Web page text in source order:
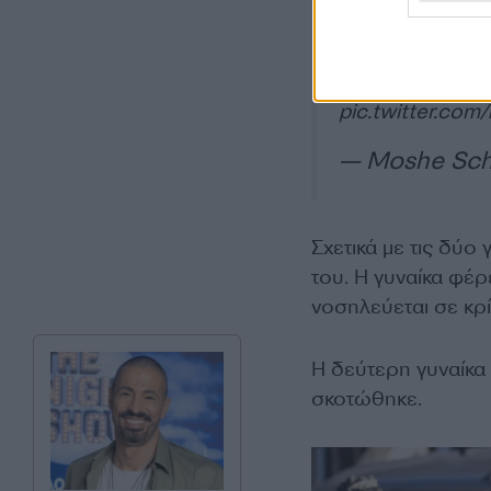
shooting in
were shot in
pic.twitter.com/
— Moshe
Σχετικά με τις δύο
του. Η γυναίκα
νοσηλεύεται σε
Η δεύτερη
σκοτώθηκε.